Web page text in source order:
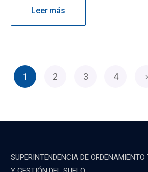
Leer más
1 2 3 4
SUPERINTENDENCIA DE ORDENAMIENTO